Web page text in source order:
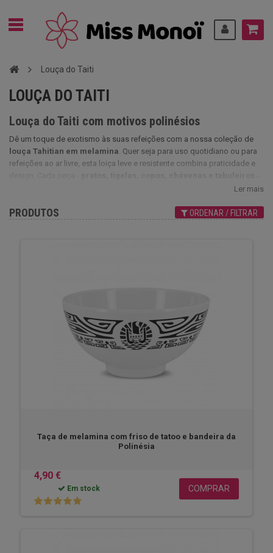
Louça do Taiti
LOUÇA DO TAITI
Louça do Taiti com motivos polinésios
Dê um toque de exotismo às suas refeições com a nossa coleção de
louça Tahitian em melamina. Quer seja para uso quotidiano ou para
refeições ao ar livre, esta loiça leve e resistente combina praticidade e
está decorada com motivos inspirados nas tatuagens tradicionais da
acessível, este serviço de mesa combina estética e funcionalidade,
Ler mais
PRODUTOS ORDENAR / FILTRAR
Taça de melamina com friso de tatoo e bandeira da
Polinésia
4,90 €
Em stock COMPRAR